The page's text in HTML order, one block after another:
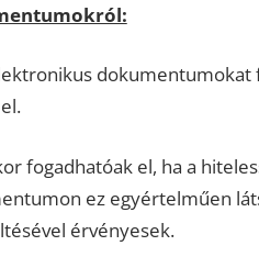
dokumentumokat
fogadhatóak el, ha a
ez egyértelműen
érvényesek.